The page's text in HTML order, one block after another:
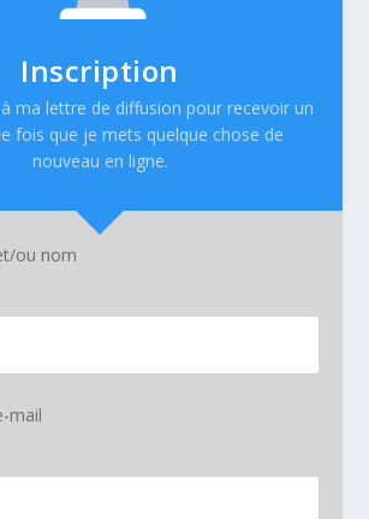
Inscription
ma lettre de diffusion pour recevoir un
fois que je mets quelque chose de
nouveau en ligne.
ou nom
mail